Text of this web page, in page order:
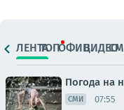
ЛЕНТАТОПОФИЦ.ВИДЕО
Погода на
СМИ 07:55